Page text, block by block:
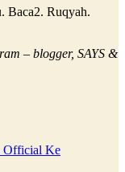
Baca2. Ruqyah.
– blogger, SAYS &
Official Ke